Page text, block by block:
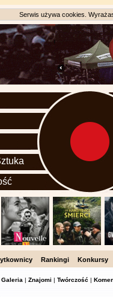
Serwis używa cookies.
Rankingi Konkursy
Galeria | Znajomi | Twórczość |